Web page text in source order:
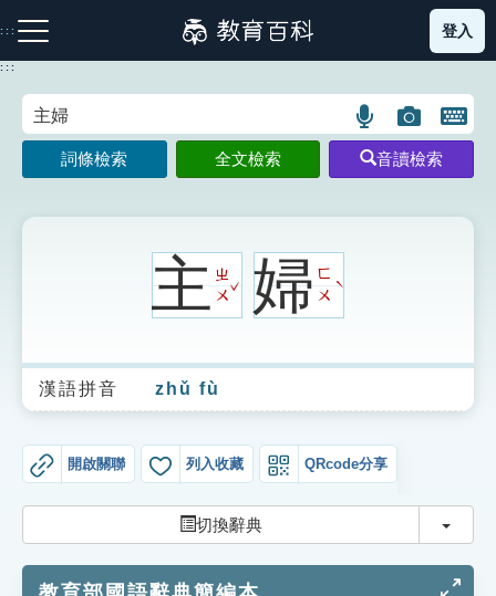
到
主
:::
注音索引圖示 筆畫索引圖示 部首索引表圖示
生字詞彙表
成語故事
索引選單
登入
:::
語
言
搜
圖
片
搜
開
鍵
圖
詞條檢索 全文檢索 音讀檢索
主ㄓ
ㄨ
ˇ婦ㄈ
ㄨ
ˋ
漢語拼音 zhǔ fù
開啟關聯 列入收藏 QRcode分享
切換辭典 切換